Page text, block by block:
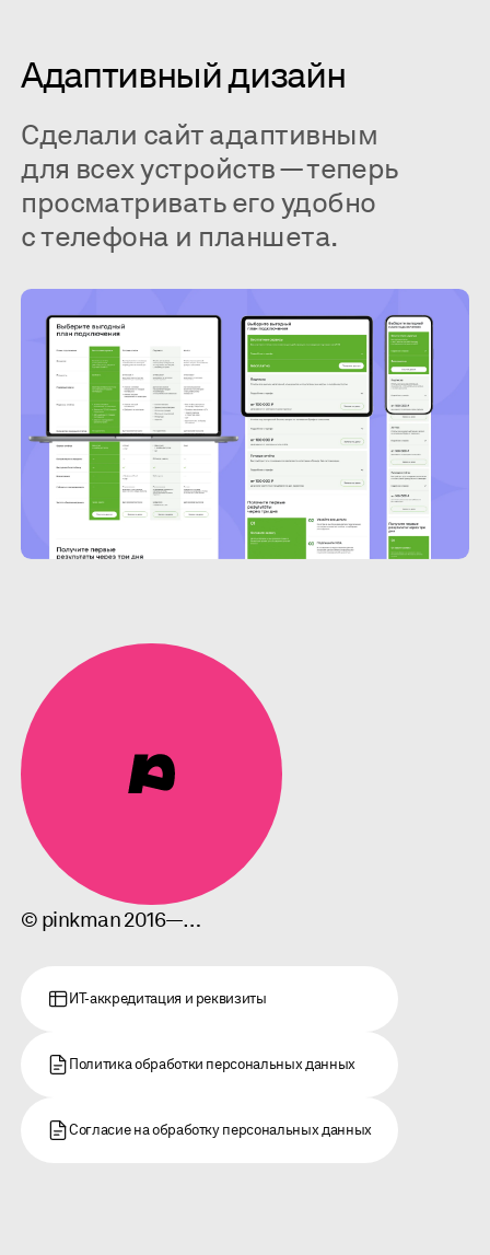
Адаптивный дизайн
Сделали сайт адаптивным
для всех устройств — теперь
просматривать его удобно
с телефона и планшета.
© pinkman 2016—…
ИТ-аккредитация и реквизиты
Политика обработки персональных данных
Согласие на обработку персональных данных